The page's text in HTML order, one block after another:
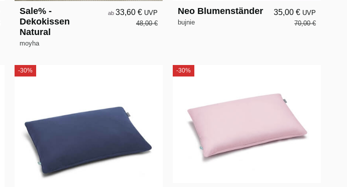
Sale% -
Dekokissen
Natural
moyha
ab 33,60 € UVP
48,00 €
Neo Blumenständer
bujnie
35,00 € UVP
70,00 €
-30% -30%